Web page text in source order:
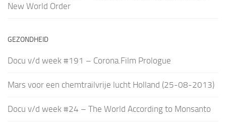
New World Order
GEZONDHEID
Docu v/d week #191 – Corona.Film Prologue
Mars voor een chemtrailvrije lucht Holland (25-08-2013)
Docu v/d week #24 – The World According to Monsanto